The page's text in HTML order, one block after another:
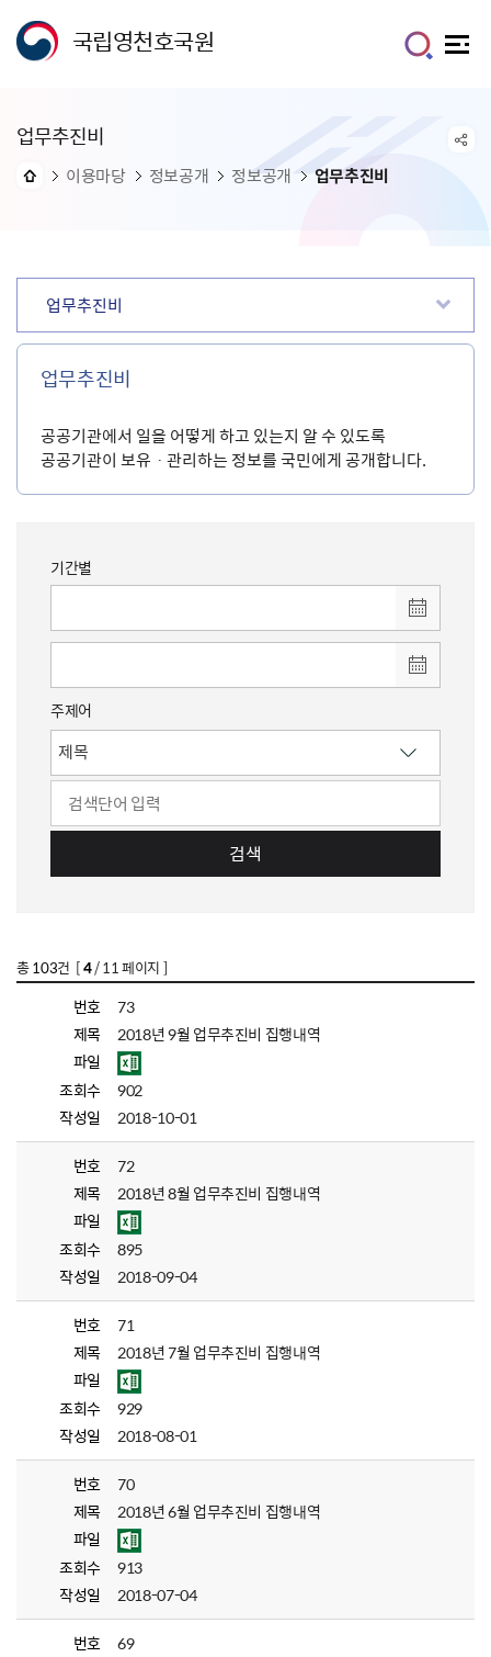
국립영천호국원
업무추진비
이용마당 정보공개 정보공개 업무추진비
업무추진비
업무추진비
공공기관에서 일을 어떻게 하고 있는지 알 수 있도록
공공기관이 보유ㆍ관리하는 정보를 국민에게 공개합니다.
기간별
주제어
검색
총103건 [4/ 11 페이지 ]
번호
73
제목
2018년 9월 업무추진비 집행내역
파일
조회수
902
작성일
2018-10-01
번호
72
제목
2018년 8월 업무추진비 집행내역
파일
조회수
895
작성일
2018-09-04
번호
71
제목
2018년 7월 업무추진비 집행내역
파일
조회수
929
작성일
2018-08-01
번호
70
제목
2018년 6월 업무추진비 집행내역
파일
조회수
913
작성일
2018-07-04
번호
69